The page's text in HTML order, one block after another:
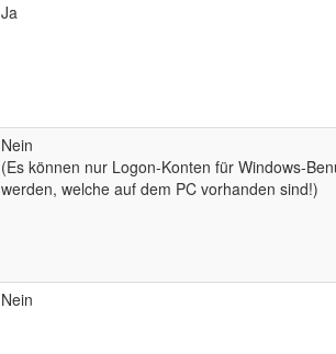
Ja
Nein
(Es können nur Logon-Konten für Windows-
werden, welche auf dem PC vorhanden sind!)
Nein